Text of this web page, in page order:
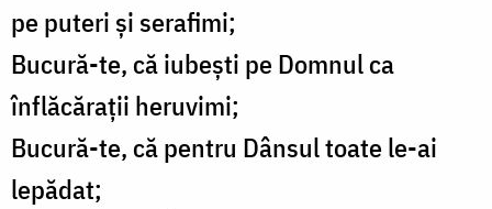
pe puteri și serafimi;
Bucură-te, că iubești pe Domnul ca
înflăcărații heruvimi;
Bucură-te, că pentru Dânsul toate le-ai
lepădat;